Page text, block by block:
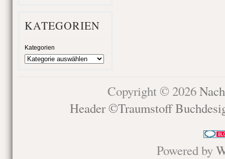
KATEGORIEN
Kategorien
Copyright © 2026
Header ©Traumstoff
Powered by